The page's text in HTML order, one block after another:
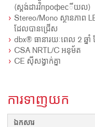
(ស្តង់ដារវិпрофесីយល)
Stereo/Mono ស្ថានភាព
ដែលបានជ្រើស
dbx® ធានារយៈពេល 2 ឆ្នាំ
CSA NRTL/C អនុម័ត
CE ស៊ីសង្វាក់គ្នា
ការទាញយក
ឯកសារ